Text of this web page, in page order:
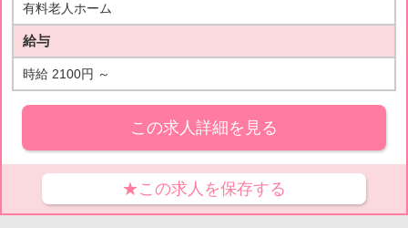
有料老人ホーム
給与
時給 2100円 ～
この求人詳細を見る
★この求人を保存する